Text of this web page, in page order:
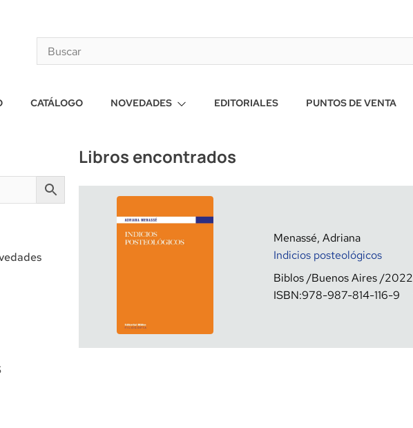
CATÁLOGO NOVEDADES EDITORIALES PUNTOS DE VENTA
Libros encontrados
Menassé, Adriana
Indicios posteológicos
Biblos Buenos Aires 2022
ISBN:978-987-814-116-9